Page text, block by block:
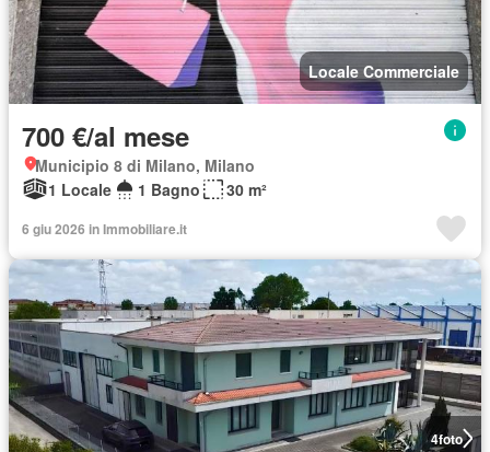
Locale Commerciale
700 €/al mese
Municipio 8 di Milano, Milano
1 Locale
1 Bagno 30 m²
6 giu 2026 in Immobiliare.it
4foto